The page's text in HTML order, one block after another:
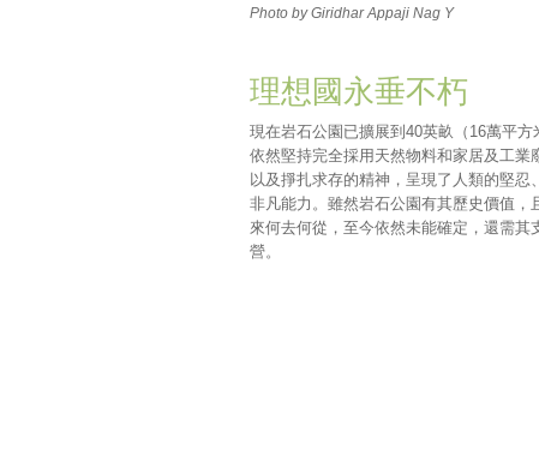
Photo by Giridhar Appaji Nag Y
理想國永垂不朽
現在岩石公園已擴展到40英畝（16萬平方
依然堅持完全採用天然物料和家居及工業
以及掙扎求存的精神，呈現了人類的堅忍
非凡能力。雖然岩石公園有其歷史價值，
來何去何從，至今依然未能確定，還需其
營。